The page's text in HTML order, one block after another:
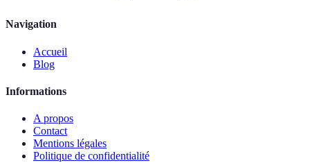
Navigation
Accueil
Blog
Informations
A propos
Contact
Mentions légales
Politique de confidentialité